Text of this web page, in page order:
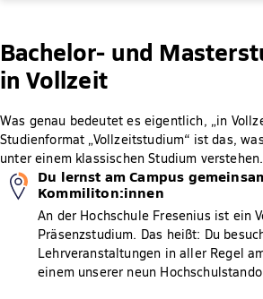
Bachelor- und
in Vollzeit
Was genau bedeutet es eigentlich, „in
Studienformat „Vollzeitstudium“ ist das,
unter einem klassischen Studium
Du lernst am Campus
Kommiliton:innen
An der Hochschule Fresenius ist ein
Präsenzstudium. Das heißt: Du
Lehrveranstaltungen in aller Regel
einem unserer neun